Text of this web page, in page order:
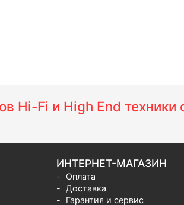
Hi-Fi и High End
ИНТЕРНЕТ-МАГАЗИН
Оплата
Доставка
Гарантия и сервис